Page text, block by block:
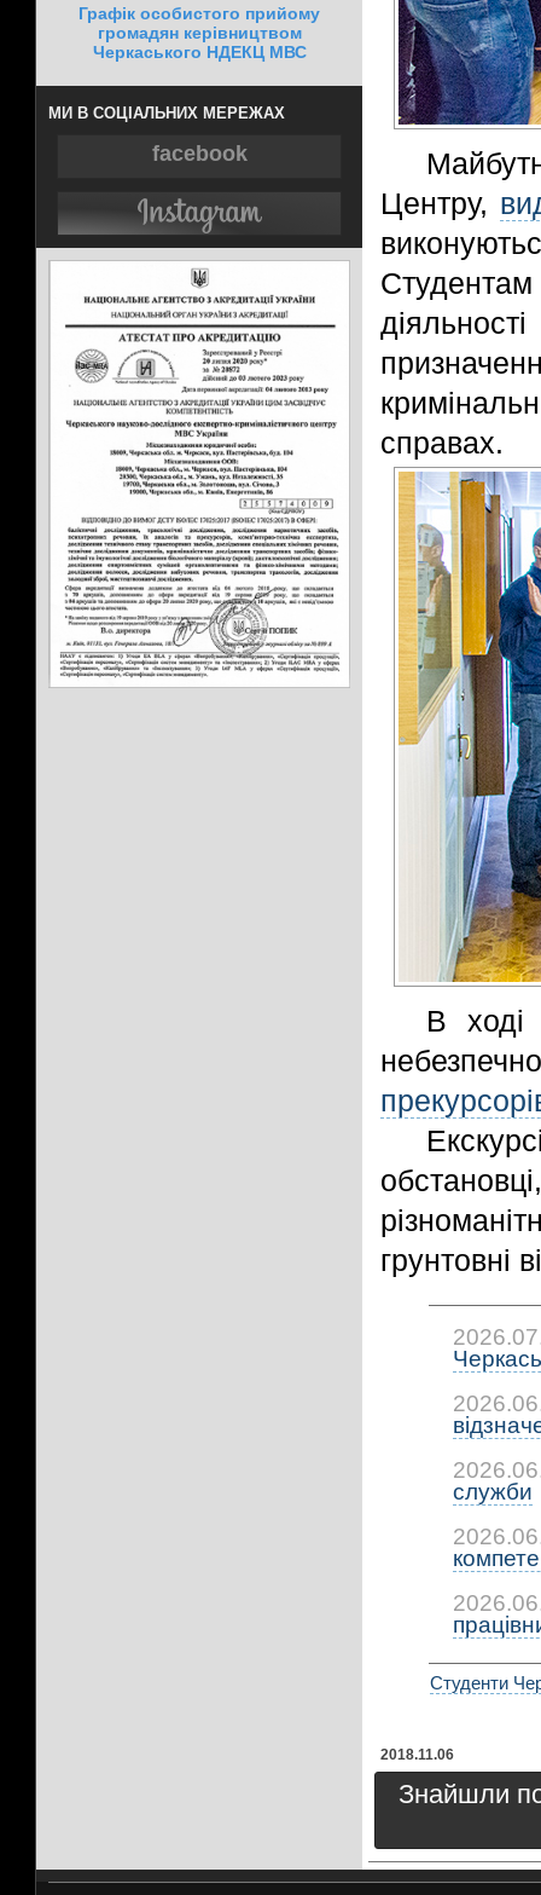
Графік особистого прийому
громадян керівництвом
Черкаського НДЕКЦ МВС
МИ В СОЦІАЛЬНИХ МЕРЕЖАХ
facebook
Центру,
справах.
В ході
грунтовні
служби
2018.11.06
Студенти
Знайшли